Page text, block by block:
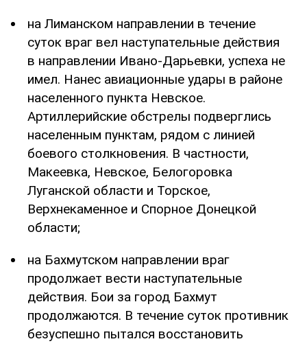
на Лиманском направлении в течение
суток враг вел наступательные действия
в направлении Ивано-Дарьевки, успеха не
имел. Нанес авиационные удары в районе
населенного пункта Невское.
Артиллерийские обстрелы подверглись
населенным пунктам, рядом с линией
боевого столкновения. В частности,
Макеевка, Невское, Белогоровка
Луганской области и Торское,
Верхнекаменное и Спорное Донецкой
области;
на Бахмутском направлении враг
продолжает вести наступательные
действия. Бои за город Бахмут
продолжаются. В течение суток противник
безуспешно пытался восстановить